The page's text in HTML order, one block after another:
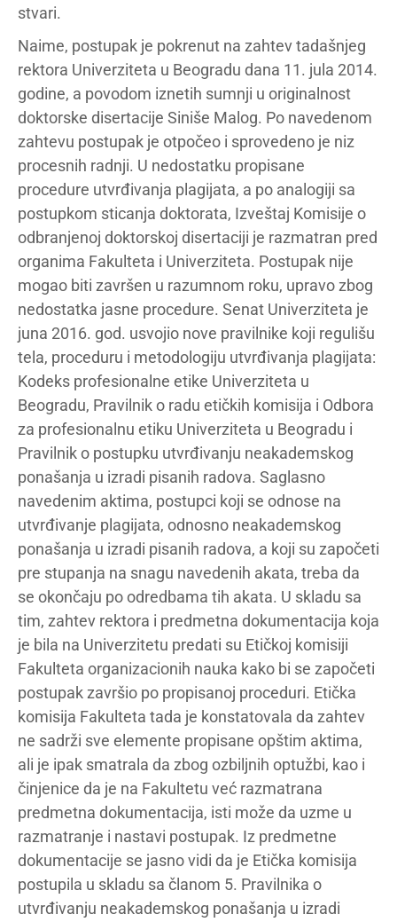
stvari.
Naime, postupak je pokrenut na zahtev tadašnjeg
rektora Univerziteta u Beogradu dana 11. jula 2014.
godine, a povodom iznetih sumnji u originalnost
doktorske disertacije Siniše Malog. Po navedenom
zahtevu postupak je otpočeo i sprovedeno je niz
procesnih radnji. U nedostatku propisane
procedure utvrđivanja plagijata, a po analogiji sa
postupkom sticanja doktorata, Izveštaj Komisije o
odbranjenoj doktorskoj disertaciji je razmatran pred
organima Fakulteta i Univerziteta. Postupak nije
mogao biti završen u razumnom roku, upravo zbog
nedostatka jasne procedure. Senat Univerziteta je
juna 2016. god. usvojio nove pravilnike koji regulišu
tela, proceduru i metodologiju utvrđivanja plagijata:
Kodeks profesionalne etike Univerziteta u
Beogradu, Pravilnik o radu etičkih komisija i Odbora
za profesionalnu etiku Univerziteta u Beogradu i
Pravilnik o postupku utvrđivanju neakademskog
ponašanja u izradi pisanih radova. Saglasno
navedenim aktima, postupci koji se odnose na
utvrđivanje plagijata, odnosno neakademskog
ponašanja u izradi pisanih radova, a koji su započeti
pre stupanja na snagu navedenih akata, treba da
se okončaju po odredbama tih akata. U skladu sa
tim, zahtev rektora i predmetna dokumentacija koja
je bila na Univerzitetu predati su Etičkoj komisiji
Fakulteta organizacionih nauka kako bi se započeti
postupak završio po propisanoj proceduri. Etička
komisija Fakulteta tada je konstatovala da zahtev
ne sadrži sve elemente propisane opštim aktima,
ali je ipak smatrala da zbog ozbiljnih optužbi, kao i
činjenice da je na Fakultetu već razmatrana
predmetna dokumentacija, isti može da uzme u
razmatranje i nastavi postupak. Iz predmetne
dokumentacije se jasno vidi da je Etička komisija
postupila u skladu sa članom 5. Pravilnika o
utvrđivanju neakademskog ponašanja u izradi